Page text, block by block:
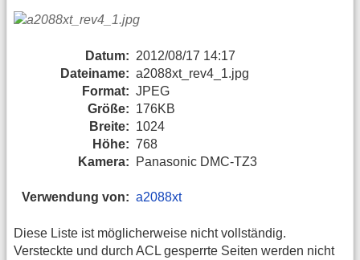
Datum: 2012/08/17 14:17
Dateiname: a2088xt_rev4_1.jpg
Format: JPEG
Größe: 176KB
Breite: 1024
Höhe: 768
Kamera:
Panasonic DMC-TZ3
Verwendung von: a2088xt
Diese Liste ist möglicherweise nicht vollständig.
Versteckte und durch ACL gesperrte Seiten werden nicht